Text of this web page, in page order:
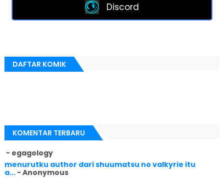
Discord
DAFTAR KOMIK
KOMENTAR TERBARU
- egagology
menurutku author dari shuumatsu no valkyrie itu
a...- Anonymous